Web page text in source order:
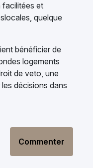
facilitées et
quelque
bénéficier de
logements
de veto, une
décisions dans
Commenter